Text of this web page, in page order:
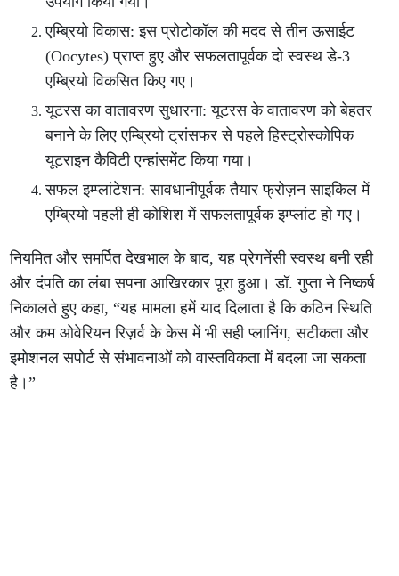
एम्ब्रियो विकास: इस प्रोटोकॉल की मदद से तीन ऊसाईट
(Oocytes) प्राप्त हुए और सफलतापूर्वक दो स्वस्थ डे-3
एम्ब्रियो विकसित किए गए।
यूटरस का वातावरण सुधारना: यूटरस के वातावरण को बेहतर
बनाने के लिए एम्ब्रियो ट्रांसफर से पहले हिस्ट्रोस्कोपिक
यूटराइन कैविटी एन्हांसमेंट किया गया।
सफल इम्प्लांटेशन: सावधानीपूर्वक तैयार फ्रोज़न साइकिल में
एम्ब्रियो पहली ही कोशिश में सफलतापूर्वक इम्प्लांट हो गए।
नियमित और समर्पित देखभाल के बाद, यह प्रेगनेंसी स्वस्थ बनी रही
और दंपति का लंबा सपना आखिरकार पूरा हुआ। डॉ. गुप्ता ने निष्कर्ष
निकालते हुए कहा, “यह मामला हमें याद दिलाता है कि कठिन स्थिति
और कम ओवेरियन रिज़र्व के केस में भी सही प्लानिंग, सटीकता और
इमोशनल सपोर्ट से संभावनाओं को वास्तविकता में बदला जा सकता
है।”